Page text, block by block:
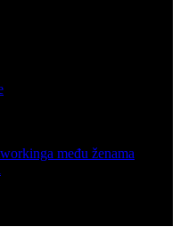
među ženama